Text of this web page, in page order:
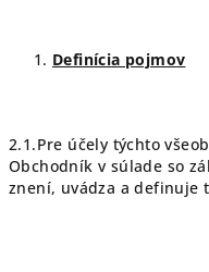
Definícia pojmov
2.1.Pre účely týchto
Obchodník v súlade so
znení, uvádza a definuje